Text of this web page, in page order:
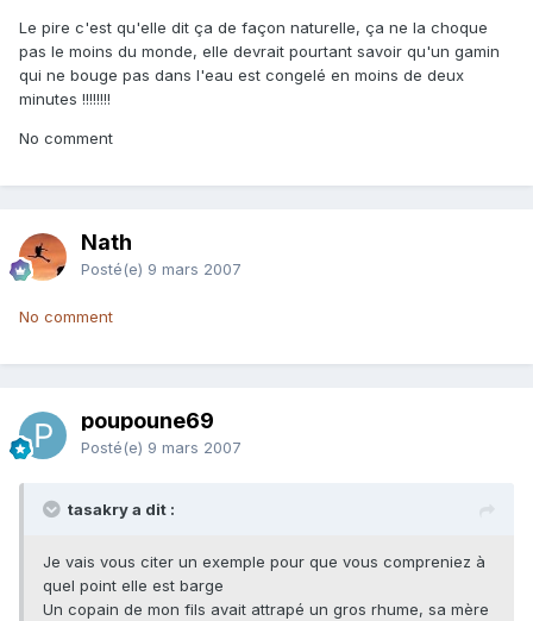
Le pire c'est qu'elle dit ça de façon naturelle, ça ne la choque
pas le moins du monde, elle devrait pourtant savoir qu'un gamin
qui ne bouge pas dans l'eau est congelé en moins de deux
minutes !!!!!!!!
No comment
Nath
Posté(e) 9 mars 2007
No comment
poupoune69
Posté(e) 9 mars 2007
tasakry a dit :
Je vais vous citer un exemple pour que vous compreniez à
quel point elle est barge
Un copain de mon fils avait attrapé un gros rhume, sa mère